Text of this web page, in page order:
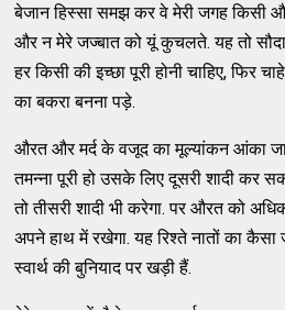
बेजान हिस्सा समझ कर वे मेरी जगह किसी
और न मेरे जज्बात को यूं कुचलते. यह तो
हर किसी की इच्छा पूरी होनी चाहिए, फिर
का बकरा बनना पड़े.
औरत और मर्द के वजूद का मूल्यांकन आंका
तमन्ना पूरी हो उसके लिए दूसरी शादी कर
तो तीसरी शादी भी करेगा. पर औरत को
अपने हाथ में रखेगा. यह रिश्ते नातों का
स्वार्थ की बुनियाद पर खड़ी हैं.